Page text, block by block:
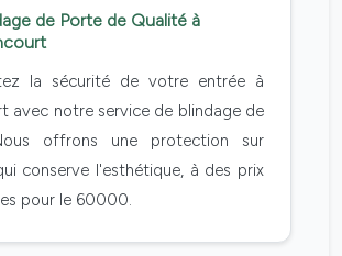
de Porte de Qualité à
la sécurité de votre entrée à
avec notre service de blindage de
offrons une protection sur
conserve l'esthétique, à des prix
pour le 60000.